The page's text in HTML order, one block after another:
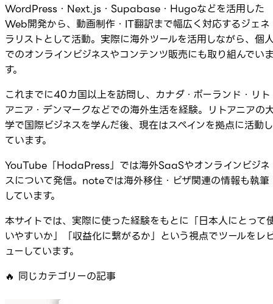
WordPress・Next.js・Supabase・Hugoなどを活用した
Web開発から、動画制作・IT翻訳まで幅広く対応するジェネ
ラリストとして活動。実際に海外ツールを活用しながら、個
でのオンラインビジネスやコンテンツ販売にも取り組んでい
す。
これまでに40カ国以上を訪問し、カナダ・ポーランド・リト
アニア・デンマークなどでの海外生活を経験。リトアニアの
学で国際ビジネスを学んだ後、現在はスペインを拠点に活動し
ています。
YouTube「HodaPress」では海外SaaSやオンラインビジネ
スについて発信。noteでは海外移住・ビザ関連の情報も執筆
しています。
本サイトでは、実際に使った経験をもとに「日本人にとって
いやすいか」「収益化に繋がるか」という視点でツールをレ
ューしています。
🔥 同じカテゴリーの記事